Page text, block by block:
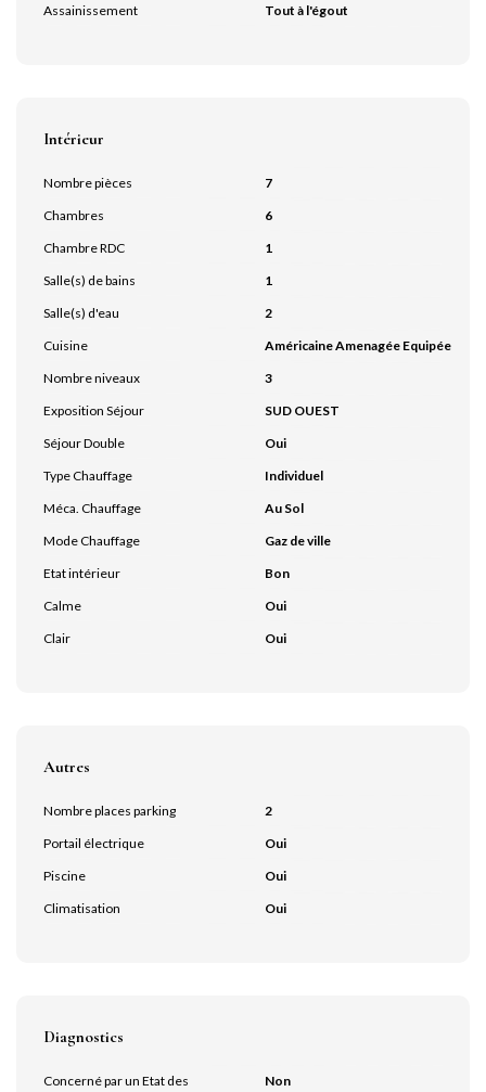
Assainissement
Tout à l'égout
Intérieur
Nombre pièces
7
Chambres
6
Chambre RDC
1
Salle(s) de bains
1
Salle(s) d'eau
2
Cuisine
Américaine Amenagée Equipée
Nombre niveaux
3
Exposition Séjour
SUD OUEST
Séjour Double
Oui
Type Chauffage
Individuel
Méca. Chauffage
Au Sol
Mode Chauffage
Gaz de ville
Etat intérieur
Bon
Calme
Oui
Clair
Oui
Autres
Nombre places parking
2
Portail électrique
Oui
Piscine
Oui
Climatisation
Oui
Diagnostics
Concerné par un Etat des
Non